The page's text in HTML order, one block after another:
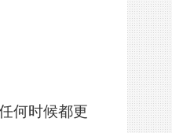
何时候都更